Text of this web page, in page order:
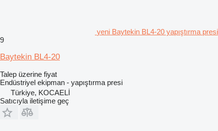
yeni Baytekin BL4-20 yapıştırma presi
9
Baytekin BL4-20
Talep üzerine fiyat
Endüstriyel ekipman - yapıştırma presi
Türkiye, KOCAELİ
Satıcıyla iletişime geç